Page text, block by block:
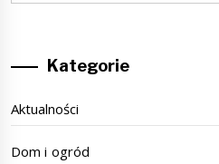
Kategorie
Aktualności
Dom i ogród